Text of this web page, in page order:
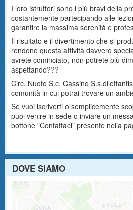
I loro istruttori sono i più bravi della
costantemente partecipando alle
garantire la massima serenità e
Il risultato e il divertimento che si
rendono questa attività davvero
avrete cominciato, non potrete più
aspettando???
Circ. Nuoto S.c. Cassino
comunità in cui potrai trovare un
Se vuoi iscriverti o semplicemente
puoi venire in sede o inviare un
bottone "Contattaci" presente nella
DOVE SIAMO